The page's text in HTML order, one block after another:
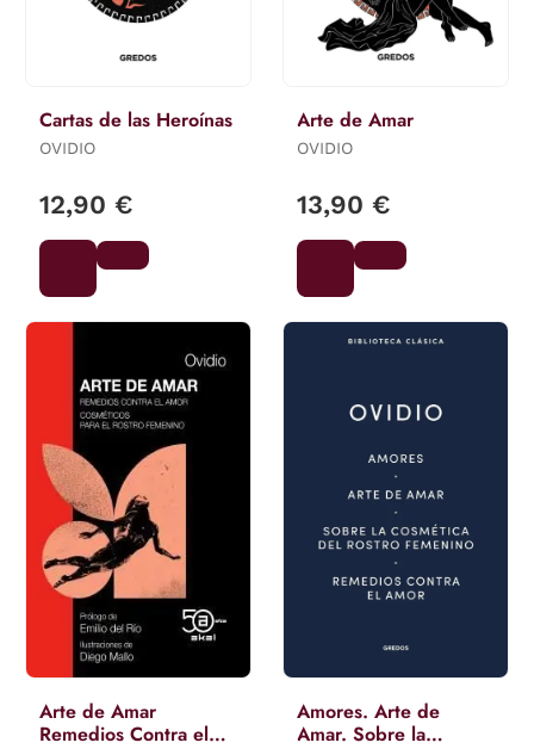
Cartas de las Heroínas
OVIDIO
12,90 €
Arte de Amar
OVIDIO
13,90 €
Arte de Amar
Remedios Contra el
Amores. Arte de
Amar. Sobre la